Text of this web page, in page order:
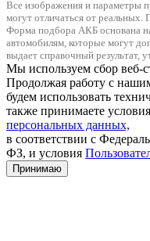
Все изображения и параметры
могут отличаться от
Форма подбора АКБ основана
автомобилям, которые могут
выдает справочный результат,
Мы используем сбор веб-
Продолжая работу с
будем использовать
также принимаете условия
персональных данных,
в соответствии с
ФЗ, и условия
Принимаю